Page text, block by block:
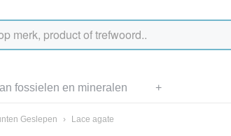
fossielen en mineralen +
Geslepen › Lace agate